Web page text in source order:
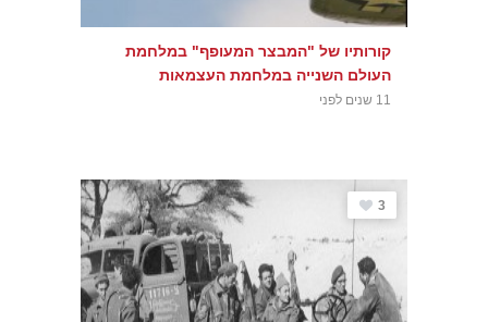
קורותיו של "המבצר המעופף" במלחמת
העולם השנייה במלחמת העצמאות
11 שנים לפני
3